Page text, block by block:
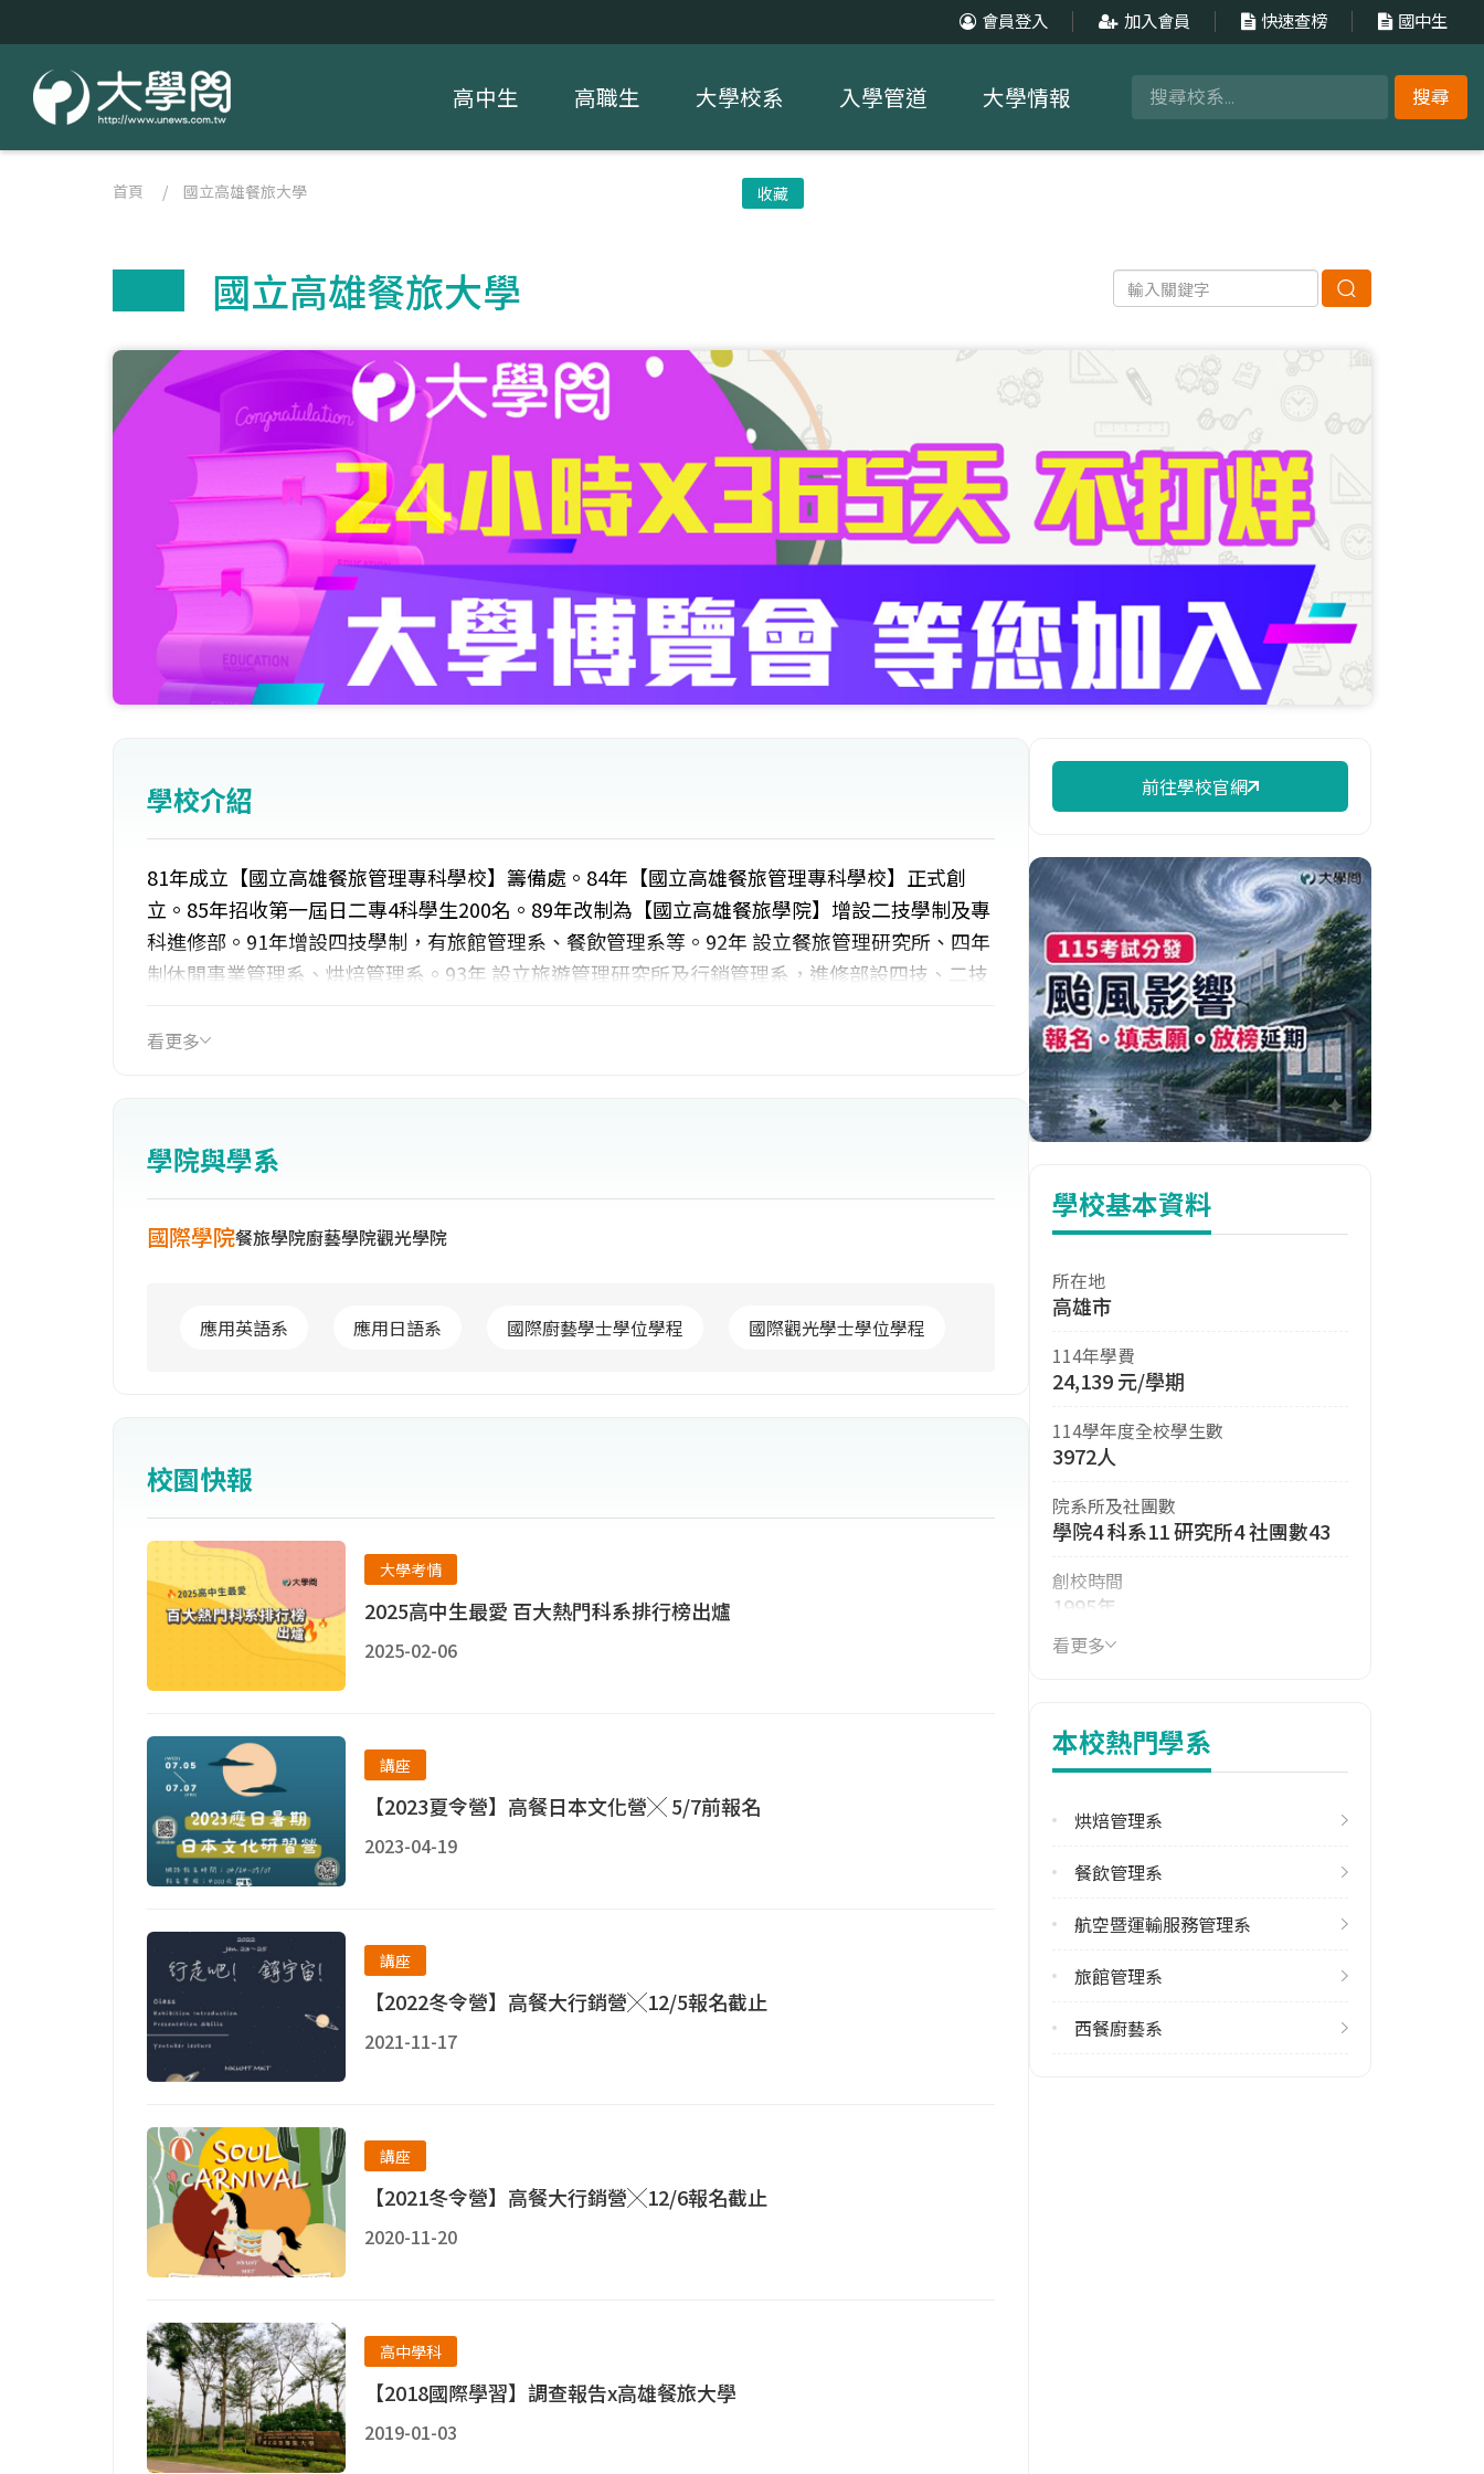
會員登入 加入會員 快速查榜 國中生
搜尋
高中生 高職生 大學校系 入學管道 大學情報
首頁 / 國立高雄餐旅大學 收藏
國立高雄餐旅大學
學校介紹
81年成立【國立高雄餐旅管理專科學校】籌備處。84年【國立高雄餐旅管理專科學校】正式創
立。85年招收第一屆日二專4科學生200名。89年改制為【國立高雄餐旅學院】增設二技學制及專
科進修部。91年增設四技學制，有旅館管理系、餐飲管理系等。92年 設立餐旅管理研究所、四年
制休閒事業管理系、烘焙管理系。93年 設立旅遊管理研究所及行銷管理系，進修部設四技、二技
雄市立餐旅國民中學」。95年 設立「五專部餐飲廚藝科」及「應用外語系」。97年設立台灣飲食
「國際學院」。
看更多
學院與學系
國際學院餐旅學院廚藝學院觀光學院
應用英語系 應用日語系 國際廚藝學士學位學程 國際觀光學士學位學程
校園快報
大學考情
2025高中生最愛 百大熱門科系排行榜出爐
2025-02-06
講座
【2023夏令營】高餐日本文化營╳ 5/7前報名
2023-04-19
講座
【2022冬令營】高餐大行銷營╳12/5報名截止
2021-11-17
講座
【2021冬令營】高餐大行銷營╳12/6報名截止
2020-11-20
高中學科
【2018國際學習】調查報告x高雄餐旅大學
2019-01-03
前往學校官網
學校基本資料
所在地
高雄市
114年學費
24,139 元/學期
114學年度全校學生數
3972人
院系所及社團數
學院4 科系11 研究所4 社團數43
創校時間
1995年
114年生師比
114年註冊率
86.83%
學校電話
(07)8060505
學校地址
看更多
本校熱門學系
烘焙管理系
餐飲管理系
航空暨運輸服務管理系
旅館管理系
西餐廚藝系